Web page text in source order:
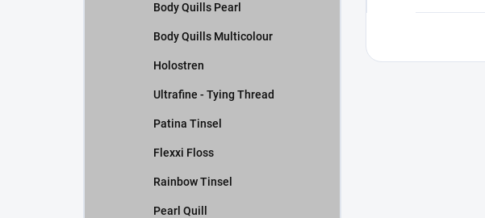
Body Quills Pearl
Body Quills Multicolour
Holostren
Ultrafine - Tying Thread
Patina Tinsel
Flexxi Floss
Rainbow Tinsel
Pearl Quill